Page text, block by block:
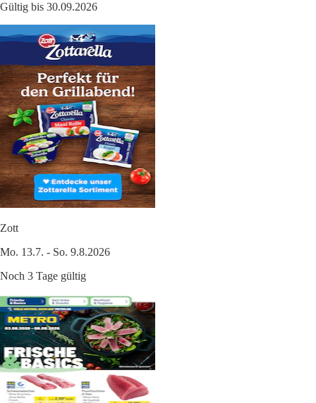
Gültig bis 30.09.2026
Zott
Mo. 13.7. - So. 9.8.2026
Noch 3 Tage gültig